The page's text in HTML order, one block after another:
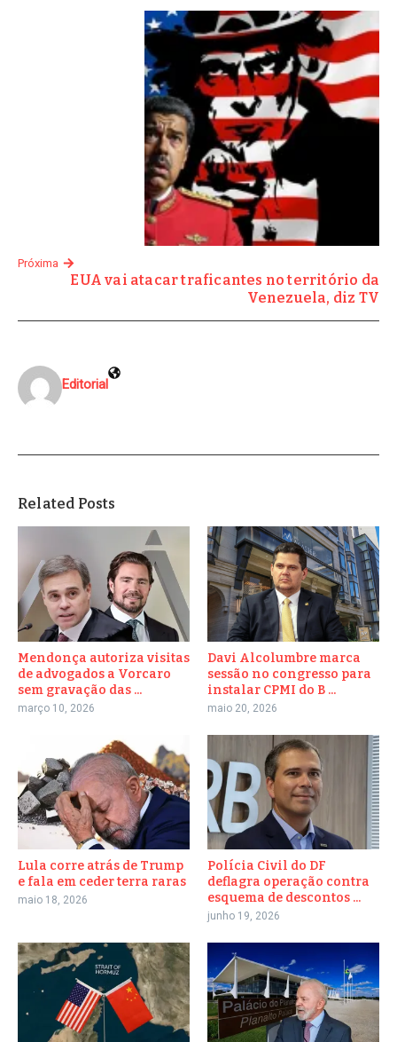
Próxima
EUA vai atacar traficantes no território da
Venezuela, diz TV
Editorial
Related Posts
Mendonça autoriza visitas
de advogados a Vorcaro
sem gravação das ...
março 10, 2026
Davi Alcolumbre marca
sessão no congresso para
instalar CPMI do B ...
maio 20, 2026
Lula corre atrás de Trump
e fala em ceder terra raras
maio 18, 2026
Polícia Civil do DF
deflagra operação contra
esquema de descontos ...
junho 19, 2026